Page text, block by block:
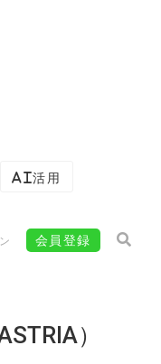
AI活用
会員登録
）